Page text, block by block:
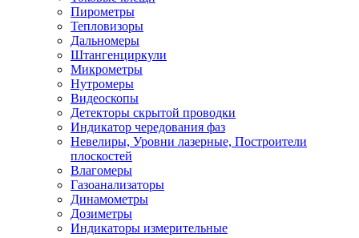
Пирометры
Тепловизоры
Дальномеры
Штангенциркули
Микрометры
Нутромеры
Видеоскопы
Детекторы скрытой проводки
Индикатор чередования фаз
Невелиры, Уровни лазерные, Построители
плоскостей
Влагомеры
Газоанализаторы
Динамометры
Дозиметры
Индикаторы измерительные